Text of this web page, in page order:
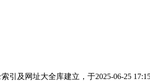
引及网址大全库建立，于2025-06-25